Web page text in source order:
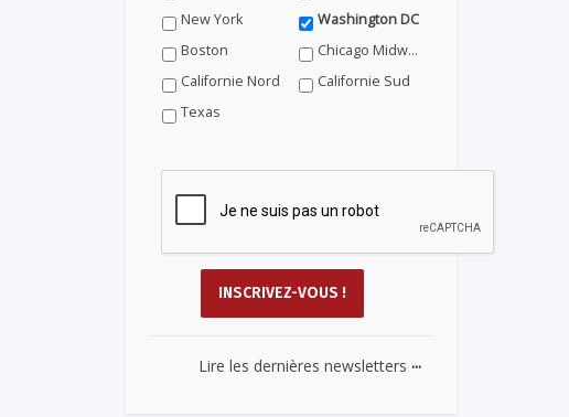
New York
Washington DC
Boston
Chicago Midwest
Californie Nord
Californie Sud
Texas
Lire les dernières newsletters ...